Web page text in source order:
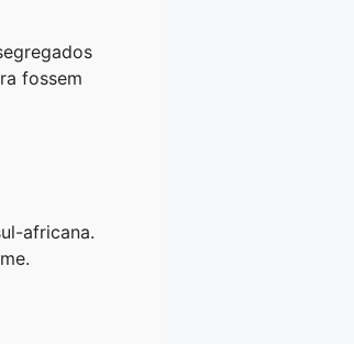
fossem
africana.